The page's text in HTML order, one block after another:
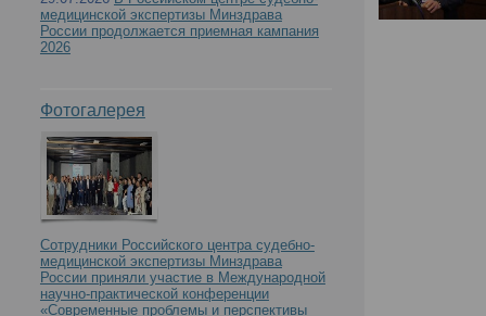
медицинской экспертизы Минздрава
России продолжается приемная кампания
2026
Фотогалерея
Сотрудники Российского центра судебно-
медицинской экспертизы Минздрава
России приняли участие в Международной
научно-практической конференции
«Современные проблемы и перспективы